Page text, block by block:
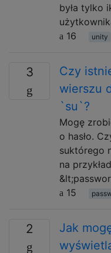
była tylko
16
unity
3
Czy
wierszu
`su`?
Mogę
o hasło.
suktórego
na
15
2
Jak